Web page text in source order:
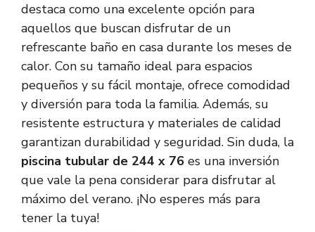
destaca como una excelente opción para
aquellos que buscan disfrutar de un
refrescante baño en casa durante los meses de
calor. Con su tamaño ideal para espacios
pequeños y su fácil montaje, ofrece comodidad
y diversión para toda la familia. Además, su
resistente estructura y materiales de calidad
garantizan durabilidad y seguridad. Sin duda, la
piscina tubular de 244 x 76 es una inversión
que vale la pena considerar para disfrutar al
máximo del verano. ¡No esperes más para
tener la tuya!